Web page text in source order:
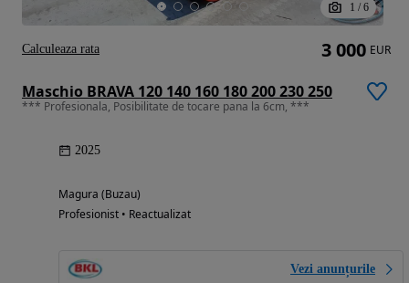
1 / 6
Maschio BRAVA 120 140 160 180 200 230 250
*** Profesionala, Posibilitate de tocare pana la 6cm, ***
2025
Magura (Buzau)
Profesionist • Reactualizat
Vezi anunțurile
3 000 EUR
Calculeaza rata